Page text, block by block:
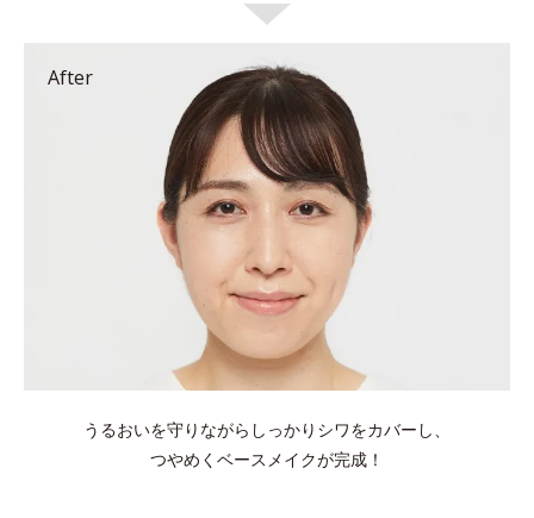
After
うるおいを守りながらしっかりシワをカバーし、
つやめくベースメイクが完成！